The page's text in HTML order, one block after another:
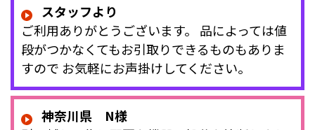
スタッフより
ご利用ありがとうございます。 品によっては値
段がつかなくてもお引取りできるものもありま
すので お気軽にお声掛けしてください。
神奈川県 N様